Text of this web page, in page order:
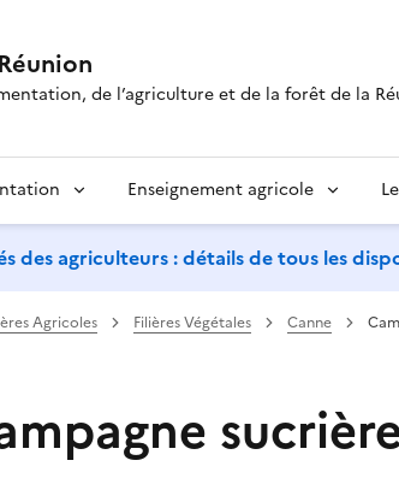
de l’agriculture et de la forêt de la
Enseignement agricole
des agriculteurs : détails de tous les
Agricoles Filières Végétales Canne